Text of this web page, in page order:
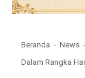
Beranda News
Dalam Rangka